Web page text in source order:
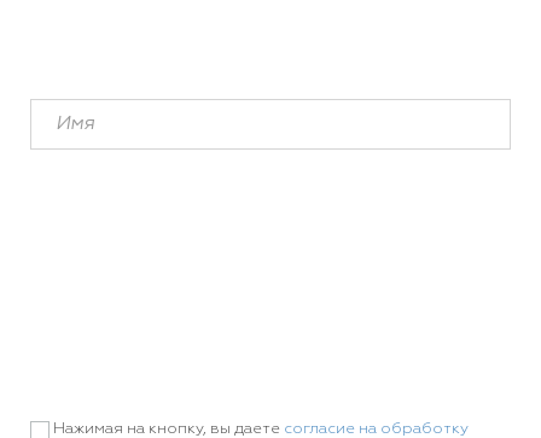
Нажимая на кнопку, вы даете согласие на обработку